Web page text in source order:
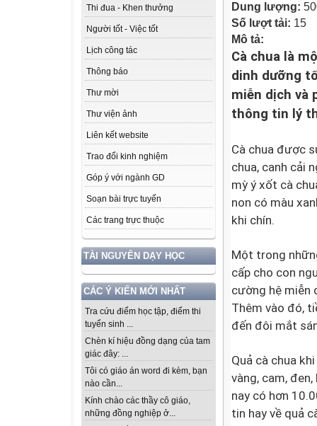
Thi đua - Khen thưởng
Người tốt - Việc tốt
Lịch công tác
Thông báo
Thư mời
Thư viện ảnh
Liên kết website
Trao đổi kinh nghiệm
Góp ý với ngành GD
Soạn bài trực tuyến
Các trang trực thuộc
TÀI NGUYÊN DẠY HỌC
CÁC Ý KIẾN MỚI NHẤT
Tra cứu điểm học tập, điểm thi
tuyển sinh ...
Chèn kí hiệu đồng dạng của tam
giác đây: ...
Tôi có giáo án word đi kèm, bạn
nào cần...
Kính chào các thầy cô giáo,
những đồng nghiệp ở...
Dung lượng:
Số lượt tải: 15
Mô tả:
Cà chua là
dinh dưỡng
miễn dịch và
thông tin lý
Cà chua được
chua, canh cải
mỳ ý xốt cà
non có màu
khi chín.
Một trong
cấp cho con
cường hệ miễn
Thêm vào đó,
đến đôi mắt
Quả cà chua
vàng, cam,
nay có hơn
tin hay về quả